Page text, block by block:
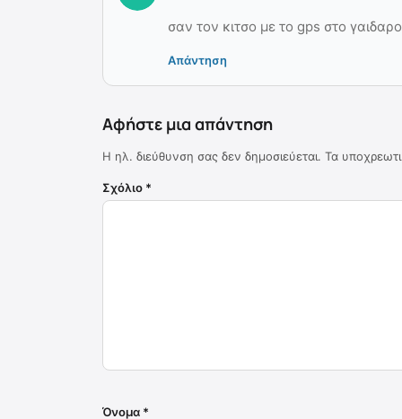
σαν τον κιτσο με το gps στο γαιδαρο
Απάντηση
Αφήστε μια απάντηση
Η ηλ. διεύθυνση σας δεν δημοσιεύεται. Τα
Σχόλιο *
Όνομα *